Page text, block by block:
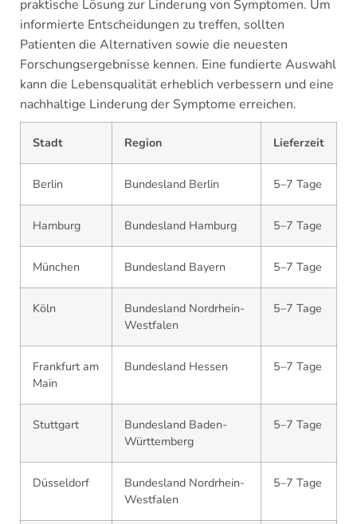
praktische Lösung zur Linderung von Symptomen. Um
informierte Entscheidungen zu treffen, sollten
Patienten die Alternativen sowie die neuesten
Forschungsergebnisse kennen. Eine fundierte Auswahl
kann die Lebensqualität erheblich verbessern und eine
nachhaltige Linderung der Symptome erreichen.
Stadt Region Lieferzeit
Berlin Bundesland Berlin 5–7 Tage
Hamburg Bundesland Hamburg 5–7 Tage
München Bundesland Bayern 5–7 Tage
Köln
Bundesland Nordrhein-
Westfalen
5–7 Tage
Frankfurt am
Main
Bundesland Hessen 5–7 Tage
Stuttgart
Bundesland Baden-
Württemberg
5–7 Tage
Düsseldorf
Bundesland Nordrhein-
Westfalen
5–7 Tage